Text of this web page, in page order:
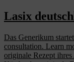
Lasix
Das Generikum
consultation. Learn
originale Rezept